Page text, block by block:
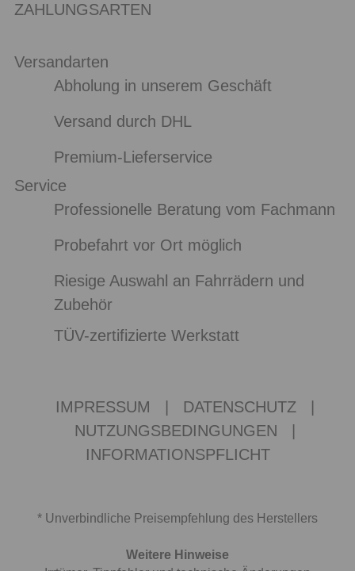
ZAHLUNGSARTEN
Versandarten
Abholung in unserem Geschäft
Versand durch DHL
Premium-Lieferservice
Service
Professionelle Beratung vom Fachmann
Probefahrt vor Ort möglich
Riesige Auswahl an Fahrrädern und
Zubehör
TÜV-zertifizierte Werkstatt
IMPRESSUM DATENSCHUTZ
NUTZUNGSBEDINGUNGEN
INFORMATIONSPFLICHT
* Unverbindliche Preisempfehlung des Herstellers
Weitere Hinweise